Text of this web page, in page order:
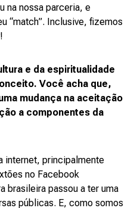
na nossa parceria, e
“match”. Inclusive, fizemos
e da espiritualidade
Você acha que,
mudança na aceitação
a componentes da
internet, principalmente
no Facebook
brasileira passou a ter uma
públicas. E, como somos